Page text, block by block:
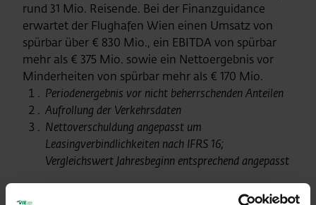
rund 31 Mio. Reisende. Bei der Finanzguidance
erwartet der Flughafen Wien einen Umsatz von
spürbar über € 830 Mio., ein EBITDA von spürbar
mehr als € 375 Mio. sowie ein Nettoergebnis vor
Minderheiten von spürbar mehr als € 170 Mio.
Periodenergebnis vor nicht beherrschenden Anteilen
Aufrollung der Verkehrsdaten
Nettoverschuldung angepasst um
Leasingverbindlichkeiten nach IFRS 16;
Vergleichswert Jahresbeginn entsprechend angepasst
Juli